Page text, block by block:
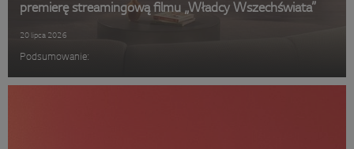
premierę streamingową filmu „Władcy Wszechświata”
20 lipca 2026
Podsumowanie: